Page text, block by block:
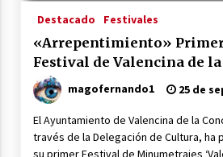
Destacado Festivales
«Arrepentimiento»
Festival de Valencina de
magofernando1 25 de
El Ayuntamiento de Valencina de la
través de la Delegación de Cultura, ha
su primer Festival de Minumetrajes